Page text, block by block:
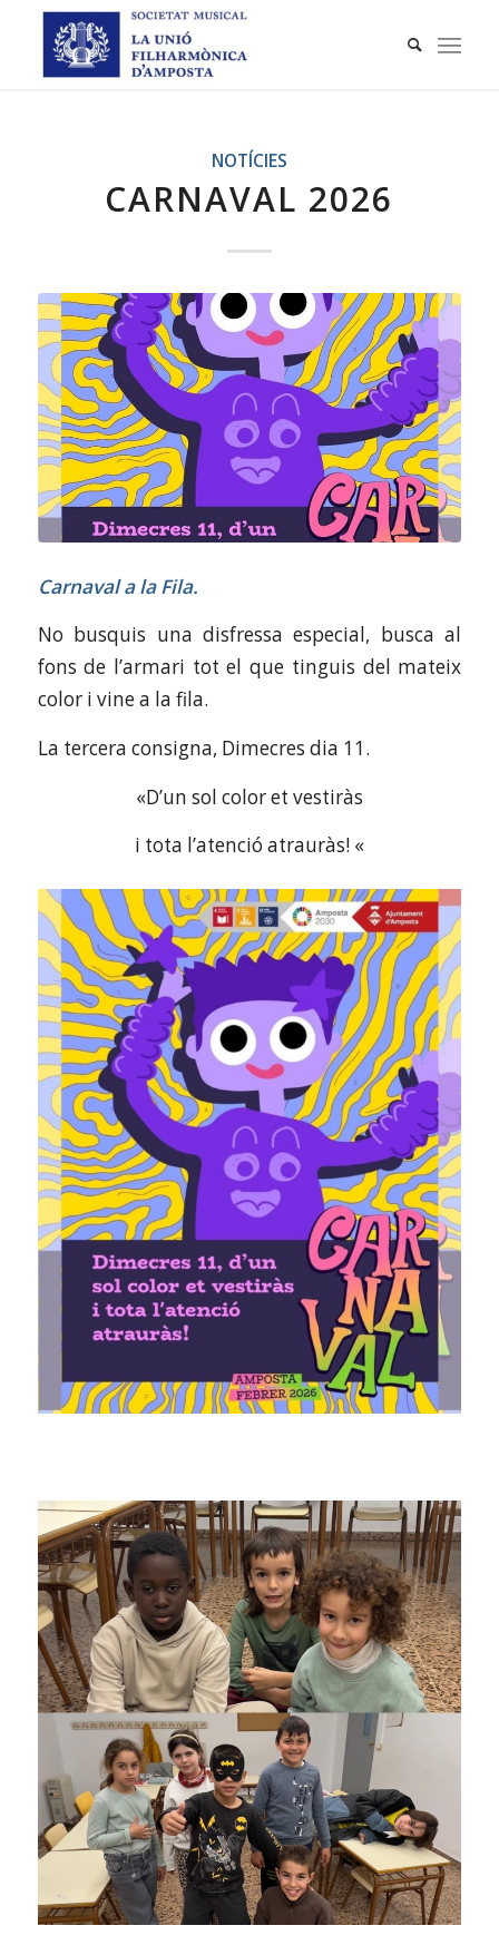
NOTÍCIES
CARNAVAL 2026
Carnaval a la Fila.
No busquis una disfressa especial, busca al
fons de l’armari tot el que tinguis del mateix
color i vine a la fila.
La tercera consigna, Dimecres dia 11.
«D’un sol color et vestiràs
i tota l’atenció atrauràs! «